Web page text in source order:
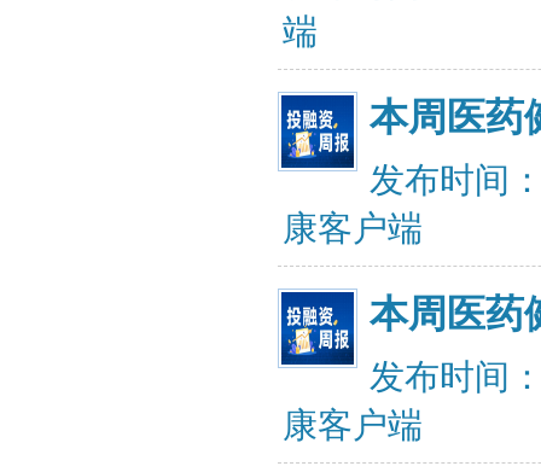
端
本周医药
发布时间
康客户端
本周医药
发布时间
康客户端